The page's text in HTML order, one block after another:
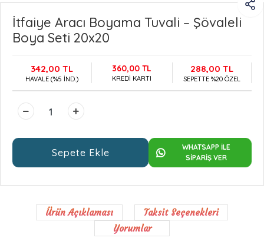
İtfaiye Aracı Boyama Tuvali – Şövaleli
Boya Seti 20x20
342,00 TL
HAVALE (%5 İND.)
360,00 TL
KREDİ KARTI
288,00 TL
SEPETTE %20 ÖZEL
Sepete Ekle
WHATSAPP İLE
SİPARİŞ VER
Ürün Açıklaması
Taksit Seçenekleri
Yorumlar